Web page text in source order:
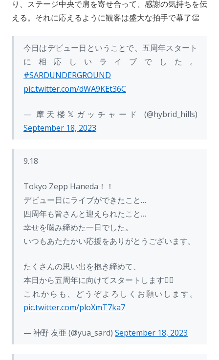
り、ステージ中央で肩を寄せ合って、感謝の気持ちを伝
える。それに応えるように観客は盛大な拍手で幕了👏
今日はデビュー日ということで、五周年スタート
に相応しいライブでした。
#SARDUNDERGROUND
pic.twitter.com/dWA9KEt36C
— 摩天楼𝕏ガッチャード (@hybrid_hills)
September 18, 2023
9.18
Tokyo Zepp Haneda！！
デビュー日にライブができたこと…
四周年も皆さんと迎えられたこと…
幸せを噛み締めた一日でした。
いつもあたたかい応援をありがとうございます。
たくさんの思い出を抱き締めて、
本日から五周年に向けてスタートします❤️‍🔥
これからも、どうぞよろしくお願いします。
pic.twitter.com/ploXmT7ka7
— 神野 友亜 (@yua_sard) September 18, 2023